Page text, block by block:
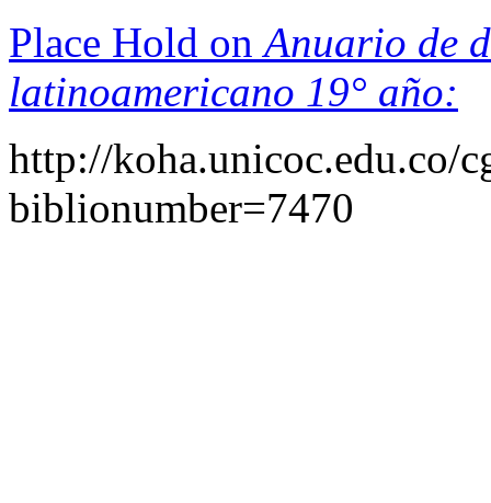
Place Hold onAnuario de
latinoamericano 19° año:
http://koha.unicoc.edu.co/
biblionumber=7470